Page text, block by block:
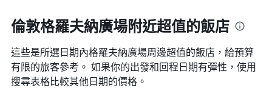
各
天
圖
表
具
有
倫敦格羅夫納廣場附近超值的飯店
這些是所選日期內格羅夫納廣場​周邊超值的​飯店，給預算
有限的旅客參考。 如果你的出發和回程日期有彈性，使用
搜尋表格比較其他日期的價格。